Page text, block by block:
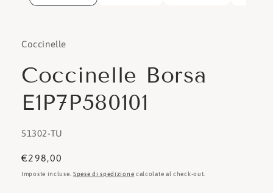
Coccinelle
Coccinelle Borsa
E1P7P580101
SKU:
51302-TU
Prezzo
di
€298,00
Imposte incluse. Spese di spedizione calcolate al check-out.